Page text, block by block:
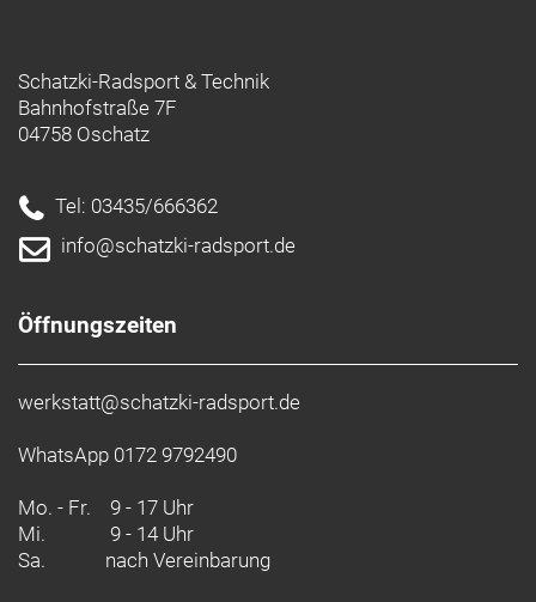
Schatzki-Radsport & Technik
Bahnhofstraße 7F
04758 Oschatz
Tel: 03435/666362
info@schatzki-radsport.de
Öffnungszeiten
werkstatt@schatzki-radsport.de
WhatsApp 0172 9792490
Mo. - Fr. 9 - 17 Uhr
Mi.
9 - 14 Uhr
Sa.
nach Vereinbarung